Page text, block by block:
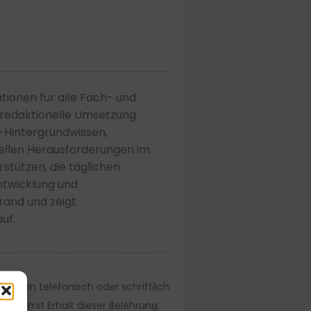
für alle Fach- und
Umsetzung
Herausforderungen im
die täglichen
und
und zeigt
telefonisch oder schriftlich
mit Erhalt dieser Belehrung.